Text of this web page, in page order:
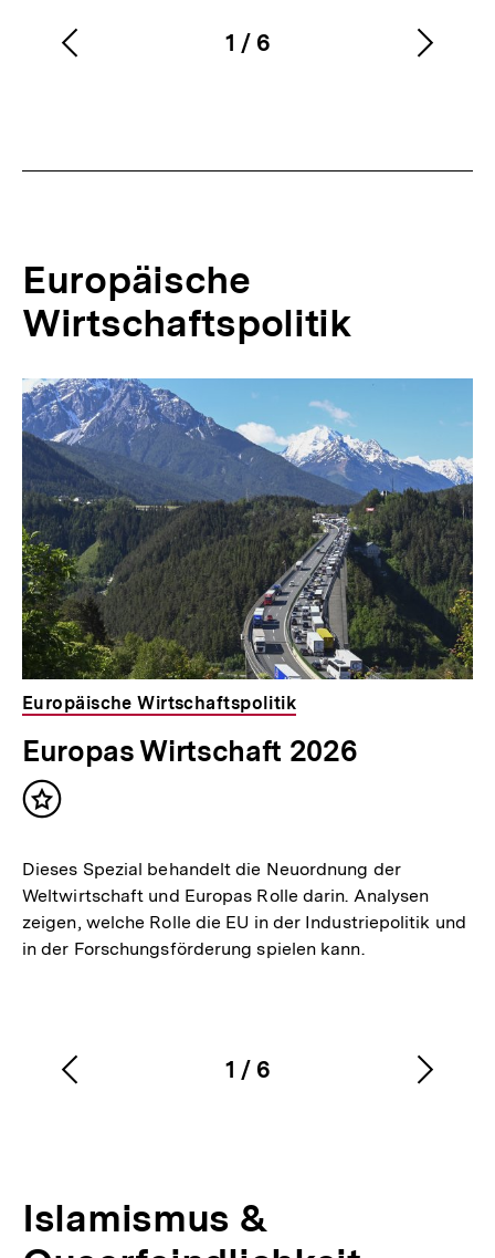
Karussellinhalt
1
von
/ 6
Vorherigen
Europäische
Wirtschaftspolitik
Inhaltskarussell
überspringen
Europäische Wirtschaftspolitik
Europas Wirtschaft 2026
Inhalt
Dieses Spezial behandelt die Neuordnung der
Weltwirtschaft und Europas Rolle darin. Analysen
zeigen, welche Rolle die EU in der Industriepolitik und
in der Forschungsförderung spielen kann.
Karussellinhalt
1
von
/ 6
Vorherigen
Islamismus &